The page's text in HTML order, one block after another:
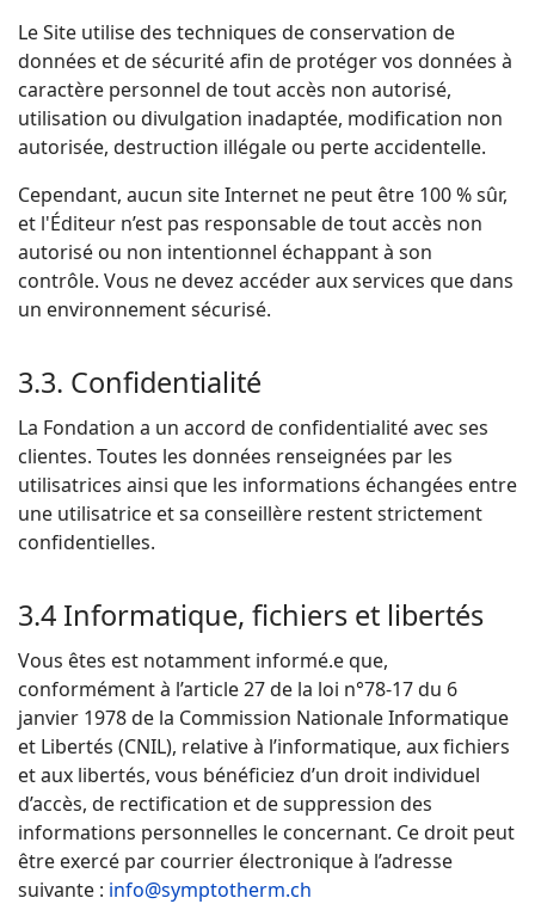
Le Site utilise des techniques de conservation de
données et de sécurité afin de protéger vos données à
caractère personnel de tout accès non autorisé,
utilisation ou divulgation inadaptée, modification non
autorisée, destruction illégale ou perte accidentelle.
Cependant, aucun site Internet ne peut être 100 % sûr,
et l'Éditeur n’est pas responsable de tout accès non
autorisé ou non intentionnel échappant à son
contrôle. Vous ne devez accéder aux services que dans
un environnement sécurisé.
3.3. Confidentialité
La Fondation a un accord de confidentialité avec ses
clientes. Toutes les données renseignées par les
utilisatrices ainsi que les informations échangées entre
une utilisatrice et sa conseillère restent strictement
confidentielles.
3.4 Informatique, fichiers et libertés
Vous êtes est notamment informé.e que,
conformément à l’article 27 de la loi n°78-17 du 6
janvier 1978 de la Commission Nationale Informatique
et Libertés (CNIL), relative à l’informatique, aux fichiers
et aux libertés, vous bénéficiez d’un droit individuel
d’accès, de rectification et de suppression des
informations personnelles le concernant. Ce droit peut
être exercé par courrier électronique à l’adresse
suivante : info@symptotherm.ch